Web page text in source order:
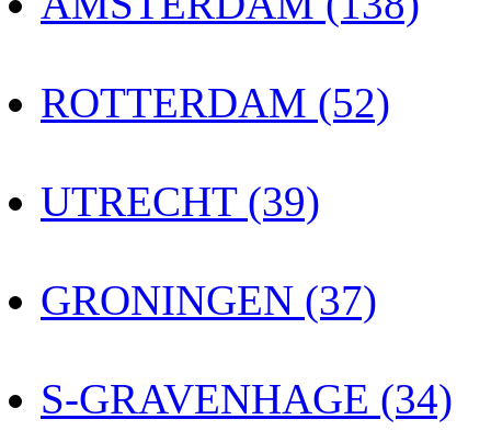
ROTTERDAM (52)
UTRECHT (39)
GRONINGEN (37)
S-GRAVENHAGE (34)